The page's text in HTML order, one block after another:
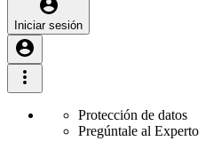
Iniciar sesión
Protección de datos
Pregúntale al Experto